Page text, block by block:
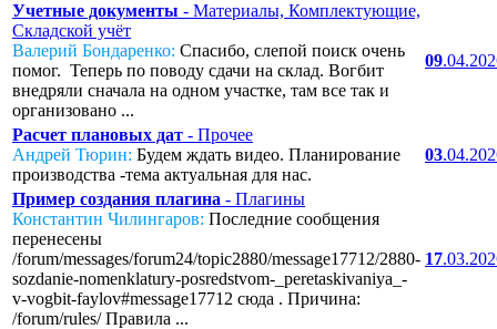
Учетные документы - Материалы, Комплектующие,
Складской учёт
Валерий Бондаренко: Спасибо, слепой поиск очень
помог. Теперь по поводу сдачи на склад. Вогбит
внедряли сначала на одном участке, там все так и
организовано ...
09
Расчет плановых дат - Прочее
Андрей Тюрин: Будем ждать видео. Планирование
производства -тема актуальная для нас.
03
Пример создания плагина - Плагины
Константин Чилингаров: Последние сообщения
перенесены
/forum/messages/forum24/topic2880/message17712/2880-
sozdanie-nomenklatury-posredstvom-_peretaskivaniya_-
v-vogbit-faylov#message17712 сюда . Причина:
/forum/rules/ Правила ...
17